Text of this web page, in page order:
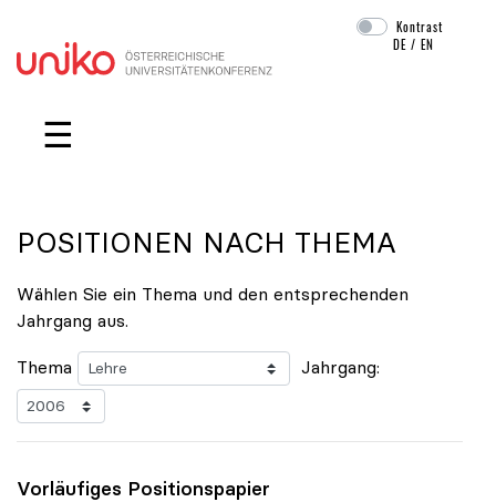
Navigation überspringen
Kontrast
DE /EN
☰
POSITIONEN NACH THEMA
Wählen Sie ein Thema und den entsprechenden
Jahrgang aus.
Thema Jahrgang:
Vorläufiges Positionspapier